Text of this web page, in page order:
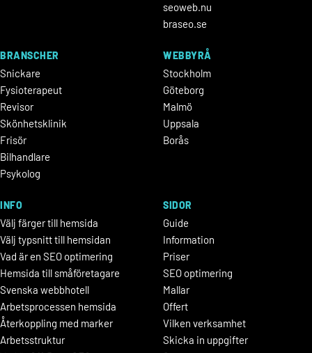
seoweb.nu
braseo.se
BRANSCHER
Snickare
Fysioterapeut
Revisor
Skönhetsklinik
Frisör
Bilhandlare
Psykolog
WEBBYRÅ
Stockholm
Göteborg
Malmö
Uppsala
Borås
INFO
Välj färger till hemsida
Välj typsnitt till hemsidan
Vad är en SEO optimering
Hemsida till småföretagare
Svenska webbhotell
Arbetsprocessen hemsida
Återkoppling med marker
Arbetsstruktur
SIDOR
Guide
Information
Priser
SEO optimering
Mallar
Offert
Vilken verksamhet
Skicka in uppgifter